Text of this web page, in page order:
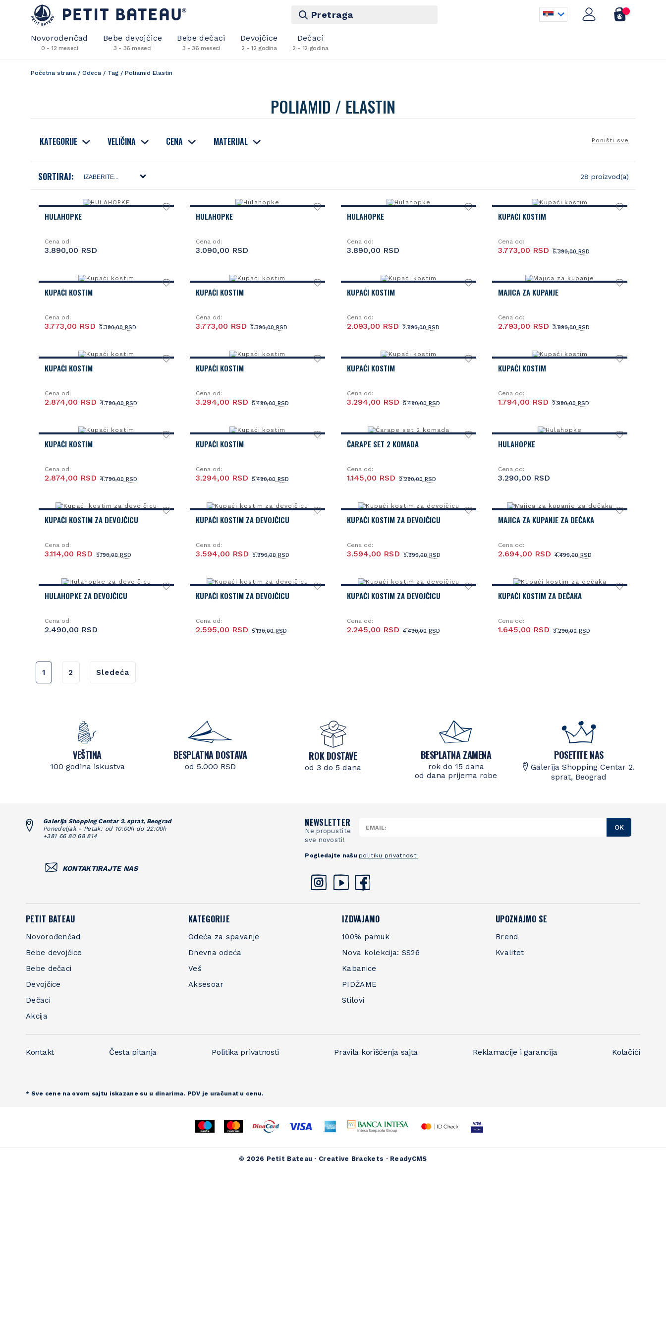
Pretraga
Novorođenčad
0 - 12 meseci
Bebe devojčice
3 - 36 meseci
Bebe dečaci
3 - 36 meseci
Devojčice
2 - 12 godina
Dečaci
2 - 12 godina
Početna strana / Odeca / Tag / Poliamid Elastin
POLIAMID / ELASTIN
KATEGORIJE VELIČINA CENA MATERIJAL Poništi sve
SORTIRAJ: 28 proizvod(a)
HULAHOPKE
Cena od:
3.890,00 RSD
HULAHOPKE
Cena od:
3.090,00 RSD
HULAHOPKE
Cena od:
3.890,00 RSD
KUPAĆI KOSTIM
Cena od:
5.390,00 RSD
3.773,00 RSD
KUPAĆI KOSTIM
Cena od:
5.390,00 RSD
3.773,00 RSD
KUPAĆI KOSTIM
Cena od:
5.390,00 RSD
3.773,00 RSD
KUPAĆI KOSTIM
Cena od:
2.990,00 RSD
2.093,00 RSD
MAJICA ZA KUPANJE
Cena od:
3.990,00 RSD
2.793,00 RSD
KUPAĆI KOSTIM
Cena od:
4.790,00 RSD
2.874,00 RSD
KUPAĆI KOSTIM
Cena od:
5.490,00 RSD
3.294,00 RSD
KUPAĆI KOSTIM
Cena od:
5.490,00 RSD
3.294,00 RSD
KUPAĆI KOSTIM
Cena od:
2.990,00 RSD
1.794,00 RSD
KUPAĆI KOSTIM
Cena od:
4.790,00 RSD
2.874,00 RSD
KUPAĆI KOSTIM
Cena od:
5.490,00 RSD
3.294,00 RSD
ČARAPE SET 2 KOMADA
Cena od:
2.290,00 RSD
1.145,00 RSD
HULAHOPKE
Cena od:
3.290,00 RSD
KUPAĆI KOSTIM ZA DEVOJČICU
Cena od:
5.190,00 RSD
3.114,00 RSD
KUPAĆI KOSTIM ZA DEVOJČICU
Cena od:
5.990,00 RSD
3.594,00 RSD
KUPAĆI KOSTIM ZA DEVOJČICU
Cena od:
5.990,00 RSD
3.594,00 RSD
MAJICA ZA KUPANJE ZA DEČAKA
Cena od:
4.490,00 RSD
2.694,00 RSD
HULAHOPKE ZA DEVOJČICU
Cena od:
2.490,00 RSD
KUPAĆI KOSTIM ZA DEVOJČICU
Cena od:
5.190,00 RSD
2.595,00 RSD
KUPAĆI KOSTIM ZA DEVOJČICU
Cena od:
4.490,00 RSD
2.245,00 RSD
KUPAĆI KOSTIM ZA DEČAKA
Cena od:
3.290,00 RSD
1.645,00 RSD
1 2 Sledeća
VEŠTINA
100 godina iskustva
BESPLATNA DOSTAVA
od 5.000 RSD
ROK DOSTAVE
od 3 do 5 dana
BESPLATNA ZAMENA
rok do 15 dana
od dana prijema robe
POSETITE NAS
Galerija Shopping Centar 2.
sprat, Beograd
Galerija Shopping Centar 2. sprat, Beograd
Ponedeljak - Petak: od 10:00h do 22:00h
+381 66 80 68 814
KONTAKTIRAJTE NAS
NEWSLETTER
Ne propustite
sve novosti!
OK
Pogledajte našu politiku privatnosti
PETIT BATEAU
Novorođenčad
Bebe devojčice
Bebe dečaci
Devojčice
Dečaci
Akcija
KATEGORIJE
Odeća za spavanje
Dnevna odeća
Veš
Aksesoar
IZDVAJAMO
100% pamuk
Nova kolekcija: SS26
Kabanice
PIDŽAME
Stilovi
UPOZNAJMO SE
Brend
Kvalitet
Kontakt Česta pitanja Politika privatnosti Pravila korišćenja sajta Reklamacije i garancija Kolačići
* Sve cene na ovom sajtu iskazane su u dinarima. PDV je uračunat u cenu.
© 2026 Petit Bateau · Creative Brackets · ReadyCMS